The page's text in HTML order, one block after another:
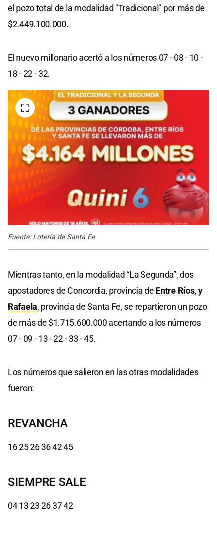
el pozo total de la modalidad "Tradicional" por más de
$2.449.100.000.
El nuevo millonario acertó a los números 07 - 08 - 10 -
18 - 22 - 32.
Fuente: Lotería de Santa Fe
Mientras tanto, en la modalidad “La Segunda”, dos
apostadores de Concordia, provincia de Entre Ríos, y
Rafaela, provincia de Santa Fe, se repartieron un pozo
de más de $1.715.600.000 acertando a los números
07 - 09 - 13 - 22 - 33 - 45.
Los números que salieron en las otras modalidades
fueron:
REVANCHA
16 25 26 36 42 45
SIEMPRE SALE
04 13 23 26 37 42